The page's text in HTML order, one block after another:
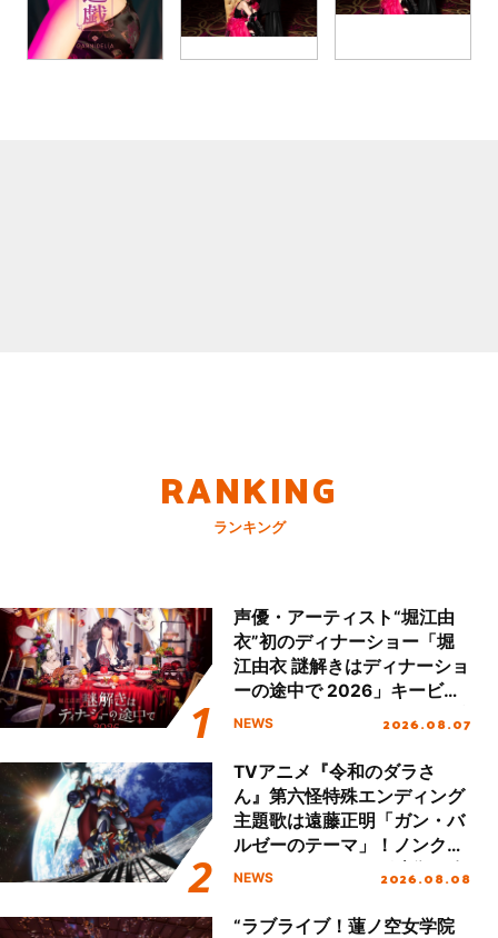
RANKING
ランキング
声優・アーティスト“堀江由
衣”初のディナーショー「堀
江由衣 謎解きはディナーショ
ーの途中で 2026」キービジ
ュアル＆グッズラインナップ
NEWS 2026.08.07
TVアニメ『令和のダラさ
ん』第六怪特殊エンディング
主題歌は遠藤正明「ガン・バ
ルゼーのテーマ」！ノンクレ
ジットエンディング映像も公
NEWS 2026.08.08
“ラブライブ！蓮ノ空女学院